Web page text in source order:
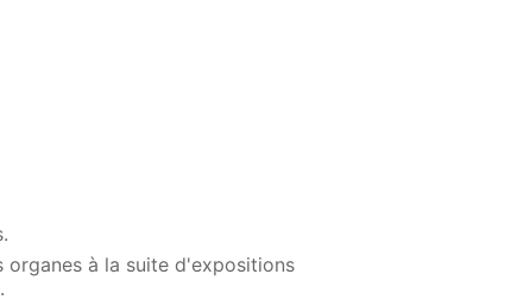
organes à la suite d'expositions